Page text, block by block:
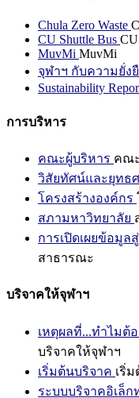
Chula Zero Waste
CU Shuttle Bus
MuvMi MuvMi
จุฬาฯ กับความยั่ง
Sustainability
การบริหาร
คณะผู้บริหาร คณ
วิสัยทัศน์และยุทธ
โครงสร้างองค์กร
สภามหาวิทยาลัย
การเปิดเผยข้อมูล
สาธารณะ
บริจาคให้จุฬาฯ
เหตุผลที่...ทำไมต้
บริจาคให้จุฬาฯ
เริ่มต้นบริจาค เริ่
ระบบบริจาคอิเล็